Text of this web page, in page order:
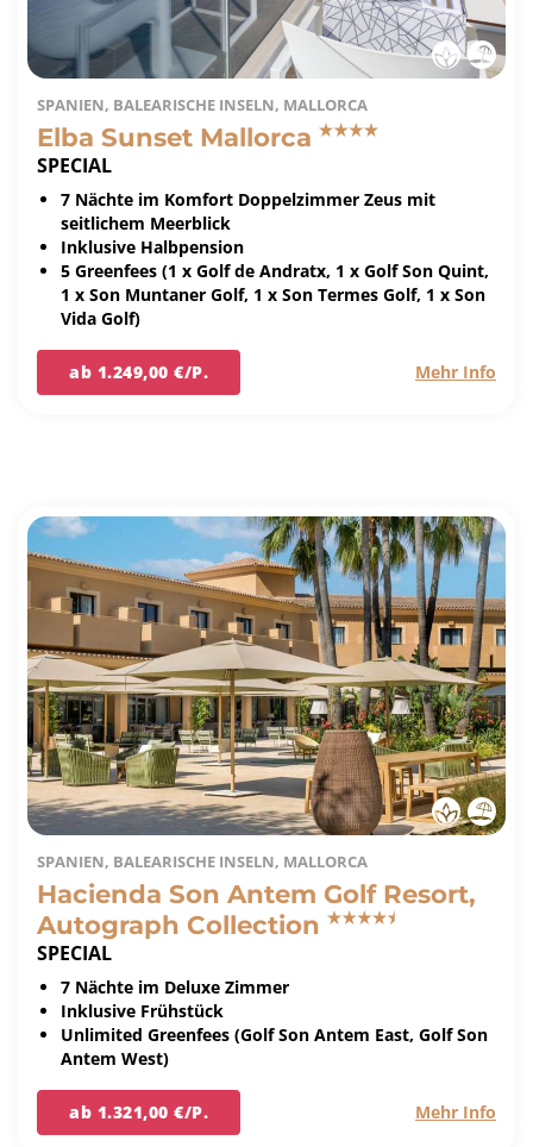
SPANIEN, BALEARISCHE INSELN, MALLORCA
Elba Sunset Mallorca
SPECIAL
7 Nächte im Komfort Doppelzimmer Zeus mit
seitlichem Meerblick
Inklusive Halbpension
5 Greenfees (1 x Golf de Andratx, 1 x Golf Son Quint,
1 x Son Muntaner Golf, 1 x Son Termes Golf, 1 x Son
Vida Golf)
ab 1.249,00 €/P. Mehr Info
SPANIEN, BALEARISCHE INSELN, MALLORCA
Hacienda Son Antem Golf Resort,
Autograph Collection
SPECIAL
7 Nächte im Deluxe Zimmer
Inklusive Frühstück
Unlimited Greenfees (Golf Son Antem East, Golf Son
Antem West)
ab 1.321,00 €/P. Mehr Info